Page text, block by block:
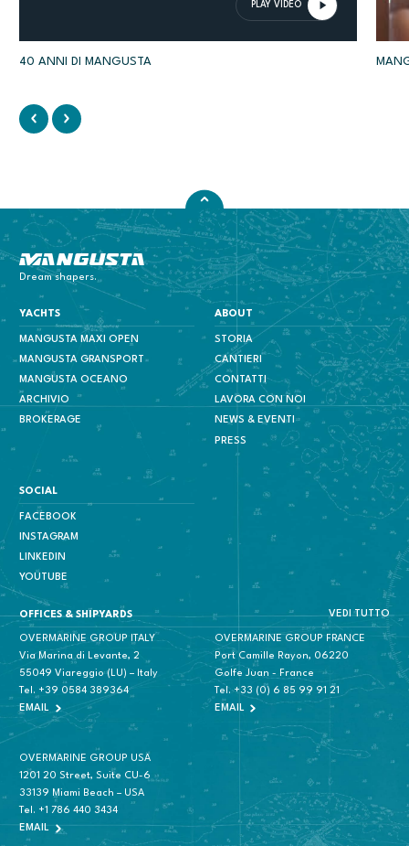
PLAY VIDEO
40 ANNI DI MANGUSTA
Mangusta Yachts
Dream shapers.
YACHTS
MANGUSTA MAXI OPEN
MANGUSTA GRANSPORT
MANGUSTA OCEANO
ARCHIVIO
BROKERAGE
ABOUT
STORIA
CANTIERI
CONTATTI
LAVORA CON NOI
NEWS & EVENTI
PRESS
SOCIAL
FACEBOOK
INSTAGRAM
LINKEDIN
YOUTUBE
OFFICES & SHIPYARDS VEDI TUTTO
OVERMARINE GROUP ITALY
Via Marina di Levante, 2
55049 Viareggio (LU) – Italy
Tel. +39 0584 389364
EMAIL
OVERMARINE GROUP FRANCE
Port Camille Rayon, 06220
Golfe Juan - France
Tel.+33 (0) 6 85 99 91 21
EMAIL
OVERMARINE GROUP USA
1201 20 Street, Suite CU-6
33139 Miami Beach – USA
Tel. +1 786 440 3434
EMAIL